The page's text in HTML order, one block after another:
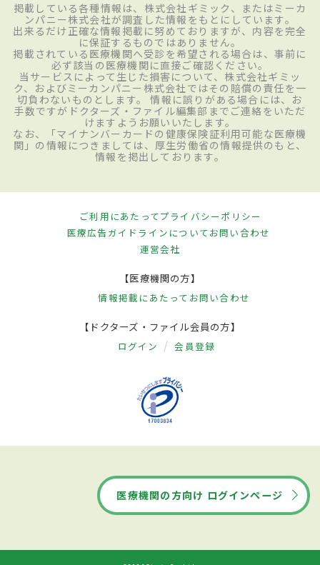
掲載している各種情報は、株式会社ギミック、またはミーカ
ンパニー株式会社が調査した情報をもとにしています。
出来るだけ正確な情報掲載に努めておりますが、内容を完全
に保証するものではありません。
掲載されている医療機関へ受診を希望される場合は、事前に
必ず該当の医療機関に直接ご確認ください。
当サービスによって生じた損害について、株式会社ギミッ
ク、およびミーカンパニー株式会社ではその賠償の責任を一
切負わないものとします。 情報に誤りがある場合には、お
手数ですがドクターズ・ファイル編集部までご連絡をいただ
けますようお願いいたします。
なお、「マイナンバーカードの健康保険証利用可能な医療機
関」の情報につきましては、厚生労働省の情報提供のもと、
情報を掲出しております。
ご利用にあたってプライバシーポリシー
医療広告ガイドラインについてお問い合わせ
運営会社
【医療機関の方】
情報掲載にあたって お問い合わせ
【ドクターズ・ファイル会員の方】
ログイン 会員登録
医療機関の方向け ログインページ